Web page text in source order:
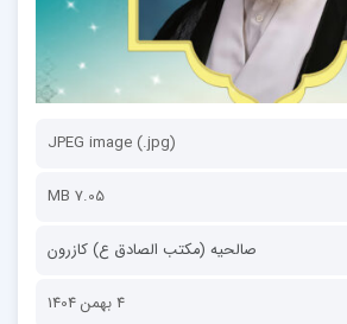
JPEG image (.jpg)
7.05 MB
صالحیه (مکتب الصادق ع) کازرون
4 بهمن 1404